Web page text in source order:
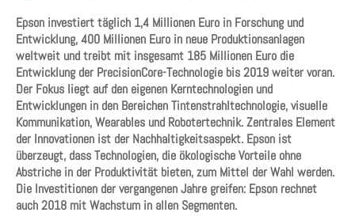
Epson investiert täglich 1,4 Millionen Euro in Forschung und
Entwicklung, 400 Millionen Euro in neue Produktionsanlagen
weltweit und treibt mit insgesamt 185 Millionen Euro die
Entwicklung der PrecisionCore-Technologie bis 2019 weiter voran.
Der Fokus liegt auf den eigenen Kerntechnologien und
Entwicklungen in den Bereichen Tintenstrahltechnologie, visuelle
Kommunikation, Wearables und Robotertechnik. Zentrales Element
der Innovationen ist der Nachhaltigkeitsaspekt. Epson ist
überzeugt, dass Technologien, die ökologische Vorteile ohne
Abstriche in der Produktivität bieten, zum Mittel der Wahl werden.
Die Investitionen der vergangenen Jahre greifen: Epson rechnet
auch 2018 mit Wachstum in allen Segmenten.